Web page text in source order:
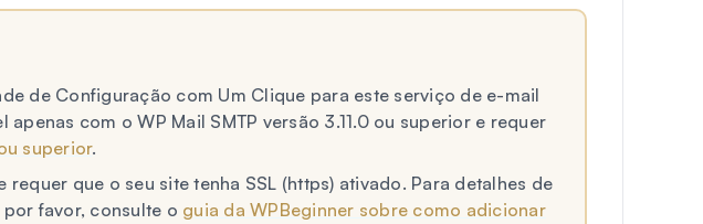
de Configuração com Um Clique para este serviço de e-mail
apenas com o WP Mail SMTP versão 3.11.0 ou superior e requer
superior.
requer que o seu site tenha SSL (https) ativado. Para detalhes de
favor, consulte o guia da WPBeginner sobre como adicionar